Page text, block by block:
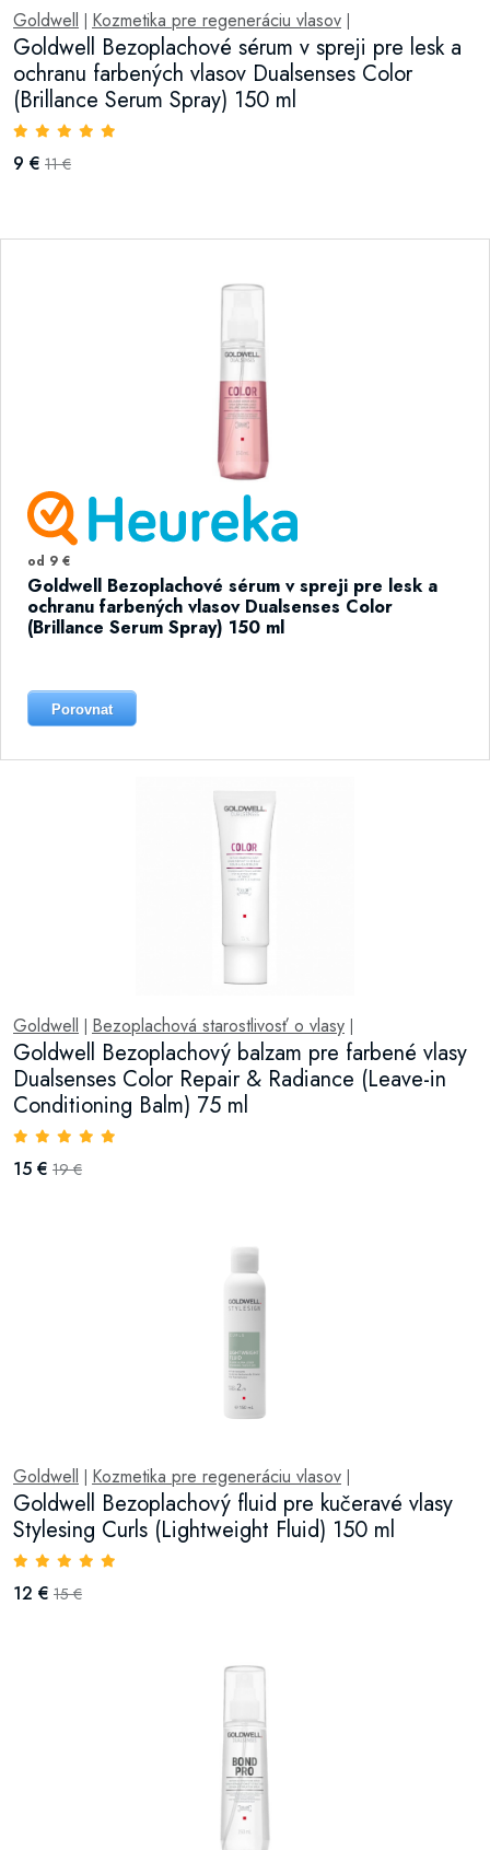
Goldwell Kozmetika pre regeneráciu vlasov
Goldwell Bezoplachové sérum v spreji pre lesk a
ochranu farbených vlasov Dualsenses Color
(Brillance Serum Spray) 150 ml
9 € 11 €
od 9 €
Goldwell Bezoplachové sérum v spreji pre lesk a
ochranu farbených vlasov Dualsenses Color
(Brillance Serum Spray) 150 ml
Porovnat
Goldwell Bezoplachová starostlivosť o vlasy
Goldwell Bezoplachový balzam pre farbené vlasy
Dualsenses Color Repair & Radiance (Leave-in
Conditioning Balm) 75 ml
15 € 19 €
Goldwell Kozmetika pre regeneráciu vlasov
Goldwell Bezoplachový fluid pre kučeravé vlasy
Stylesing Curls (Lightweight Fluid) 150 ml
12 € 15 €